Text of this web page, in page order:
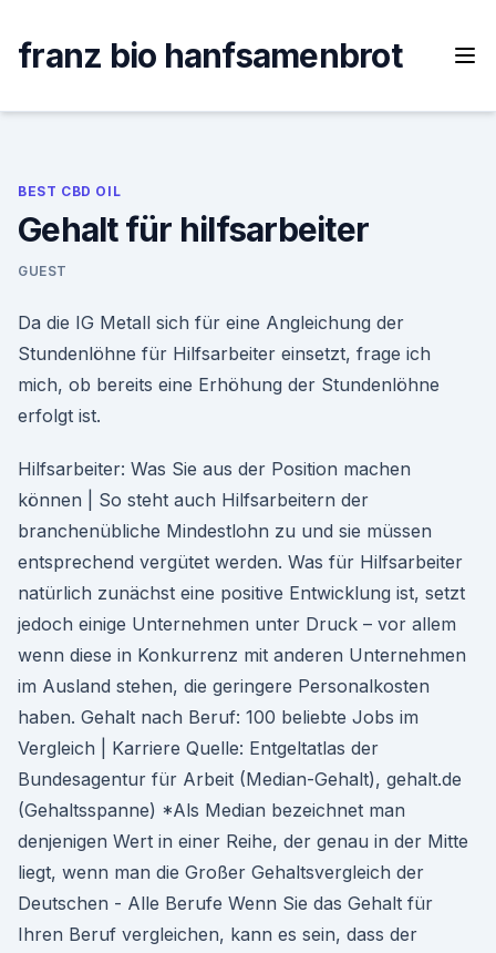
content
franz bio hanfsamenbrot
BEST CBD OIL
Gehalt für hilfsarbeiter
GUEST
Da die IG Metall sich für eine Angleichung der
Stundenlöhne für Hilfsarbeiter einsetzt, frage ich
mich, ob bereits eine Erhöhung der Stundenlöhne
erfolgt ist.
Hilfsarbeiter: Was Sie aus der Position machen
können | So steht auch Hilfsarbeitern der
branchenübliche Mindestlohn zu und sie müssen
entsprechend vergütet werden. Was für Hilfsarbeiter
natürlich zunächst eine positive Entwicklung ist, setzt
jedoch einige Unternehmen unter Druck – vor allem
wenn diese in Konkurrenz mit anderen Unternehmen
im Ausland stehen, die geringere Personalkosten
haben. Gehalt nach Beruf: 100 beliebte Jobs im
Vergleich | Karriere Quelle: Entgeltatlas der
Bundesagentur für Arbeit (Median-Gehalt), gehalt.de
(Gehaltsspanne) *Als Median bezeichnet man
denjenigen Wert in einer Reihe, der genau in der Mitte
liegt, wenn man die Großer Gehaltsvergleich der
Deutschen - Alle Berufe Wenn Sie das Gehalt für
Ihren Beruf vergleichen, kann es sein, dass der